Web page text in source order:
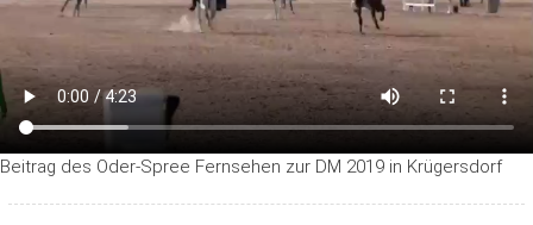
Beitrag des Oder-Spree Fernsehen zur DM 2019 in Krügersdorf